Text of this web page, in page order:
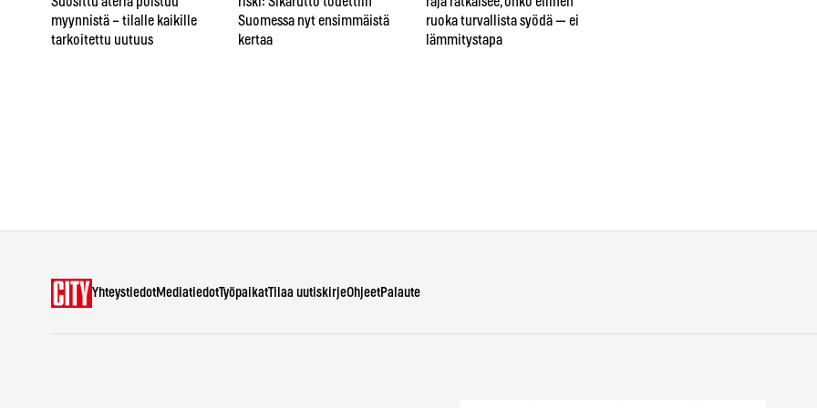
myynnistä – tilalle kaikille
tarkoitettu uutuus
Suomessa nyt ensimmäistä
kertaa
ruoka turvallista syödä — ei
lämmitystapa
YhteystiedotMediatiedotTyöpaikatTilaa uutiskirjeOhjeetPalaute